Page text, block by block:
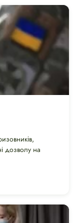
дозволу на